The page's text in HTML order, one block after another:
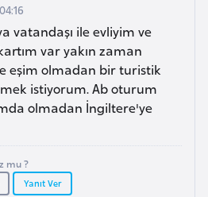
vatandaşı ile evliyim ve
var yakın zaman
eşim olmadan bir turistik
istiyorum. Ab oturum
olmadan İngiltere'ye
mu ?
Yanıt Ver